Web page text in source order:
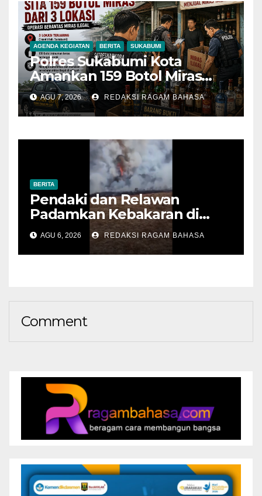
AGENDA KEGIATAN BERITA SUKABUMI
Polres Sukabumi Kota
Amankan 159 Botol Miras
Ilegal dari Tiga Lokasi dalam
Operasi Penyakit Masyarakat
AGU 7, 2026 REDAKSI RAGAM BAHASA
BERITA
Pendaki dan Relawan
Padamkan Kebakaran di
Alun-alun Suryakencana
Sebelum Meluas
AGU 6, 2026 REDAKSI RAGAM BAHASA
Comment